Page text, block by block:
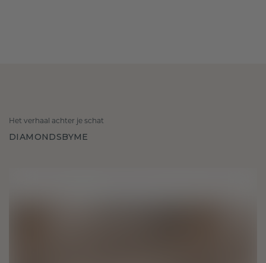
Het verhaal achter je schat
DIAMONDSBYME